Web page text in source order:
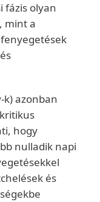
fázis olyan
mint a
k) azonban
hogy
nulladik napi
és